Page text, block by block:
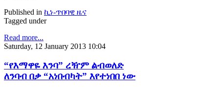
Published in ኪነ-ጥበባዊ ዜና
Tagged under
Read more...
Saturday, 12 January 2013 10:04
“የእማዋዬ እንባ” ረዥም ልብወለድ
ለንባብ በቃ “አነበብካት” እየተነበበ ነው